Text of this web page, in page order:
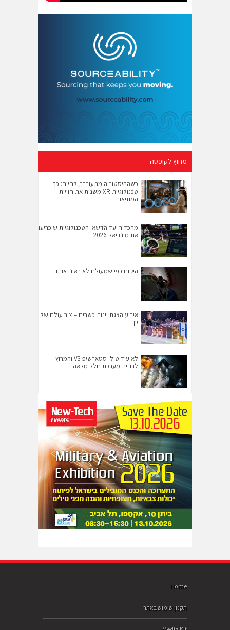
מחוץ לקופסה
כשההיסטוריה מתעוררת לחיים: כך
טכנולוגיות XR משנות את חוויית
המוזיאון
מהכדור ועד הדשא: הטכנולוגיות שיכריעו
את מונדיאל 2026
היקום כפי שמעולם לא ראינו אותו
אירוע הצגת יינות כשרים – צור עולם של
יין
לא עוד טיל: סטארשיפ V3 והמרוץ
לבניית מערכת חלל מלאה
Home
תקנון שימוש באתר